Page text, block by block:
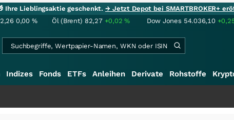
Ihre Lieblingsaktie geschenkt.→ Jetzt Depot bei SMARTBROKER+
0,00 % Öl (Brent) 82,27 +0,02% Dow Jones 54.036,10
Indizes Fonds ETFs Anleihen Derivate Rohstoffe